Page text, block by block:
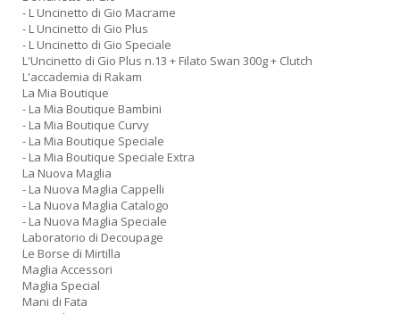
- L Uncinetto di Gio Macrame
- L Uncinetto di Gio Plus
- L Uncinetto di Gio Speciale
L'Uncinetto di Gio Plus n.13 + Filato Swan 300g + Clutch
L'accademia di Rakam
La Mia Boutique
- La Mia Boutique Bambini
- La Mia Boutique Curvy
- La Mia Boutique Speciale
- La Mia Boutique Speciale Extra
La Nuova Maglia
- La Nuova Maglia Cappelli
- La Nuova Maglia Catalogo
- La Nuova Maglia Speciale
Laboratorio di Decoupage
Le Borse di Mirtilla
Maglia Accessori
Maglia Special
Mani di Fata